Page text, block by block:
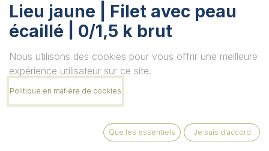
Lieu jaune | Filet avec peau
écaillé | 0/1,5 k brut
Unité
Quantité
Nous utilisons des cookies pour vous offrir une meilleure
expérience utilisateur sur ce site.
Politique en matière de cookies
Que les essentiels Je suis d'accord